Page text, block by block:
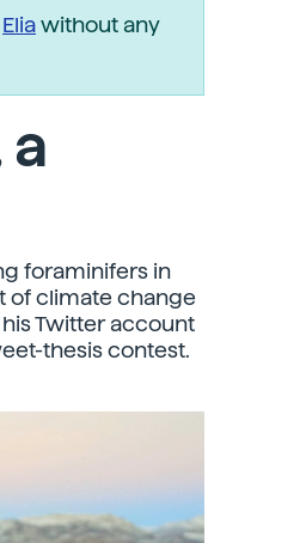
Eliawithout any
foraminifers in
of climate change
Twitter account
thesis contest.